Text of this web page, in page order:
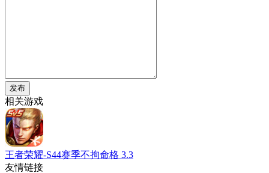
发布
相关游戏
王者荣耀-S44赛季不拘命格 3.3
友情链接